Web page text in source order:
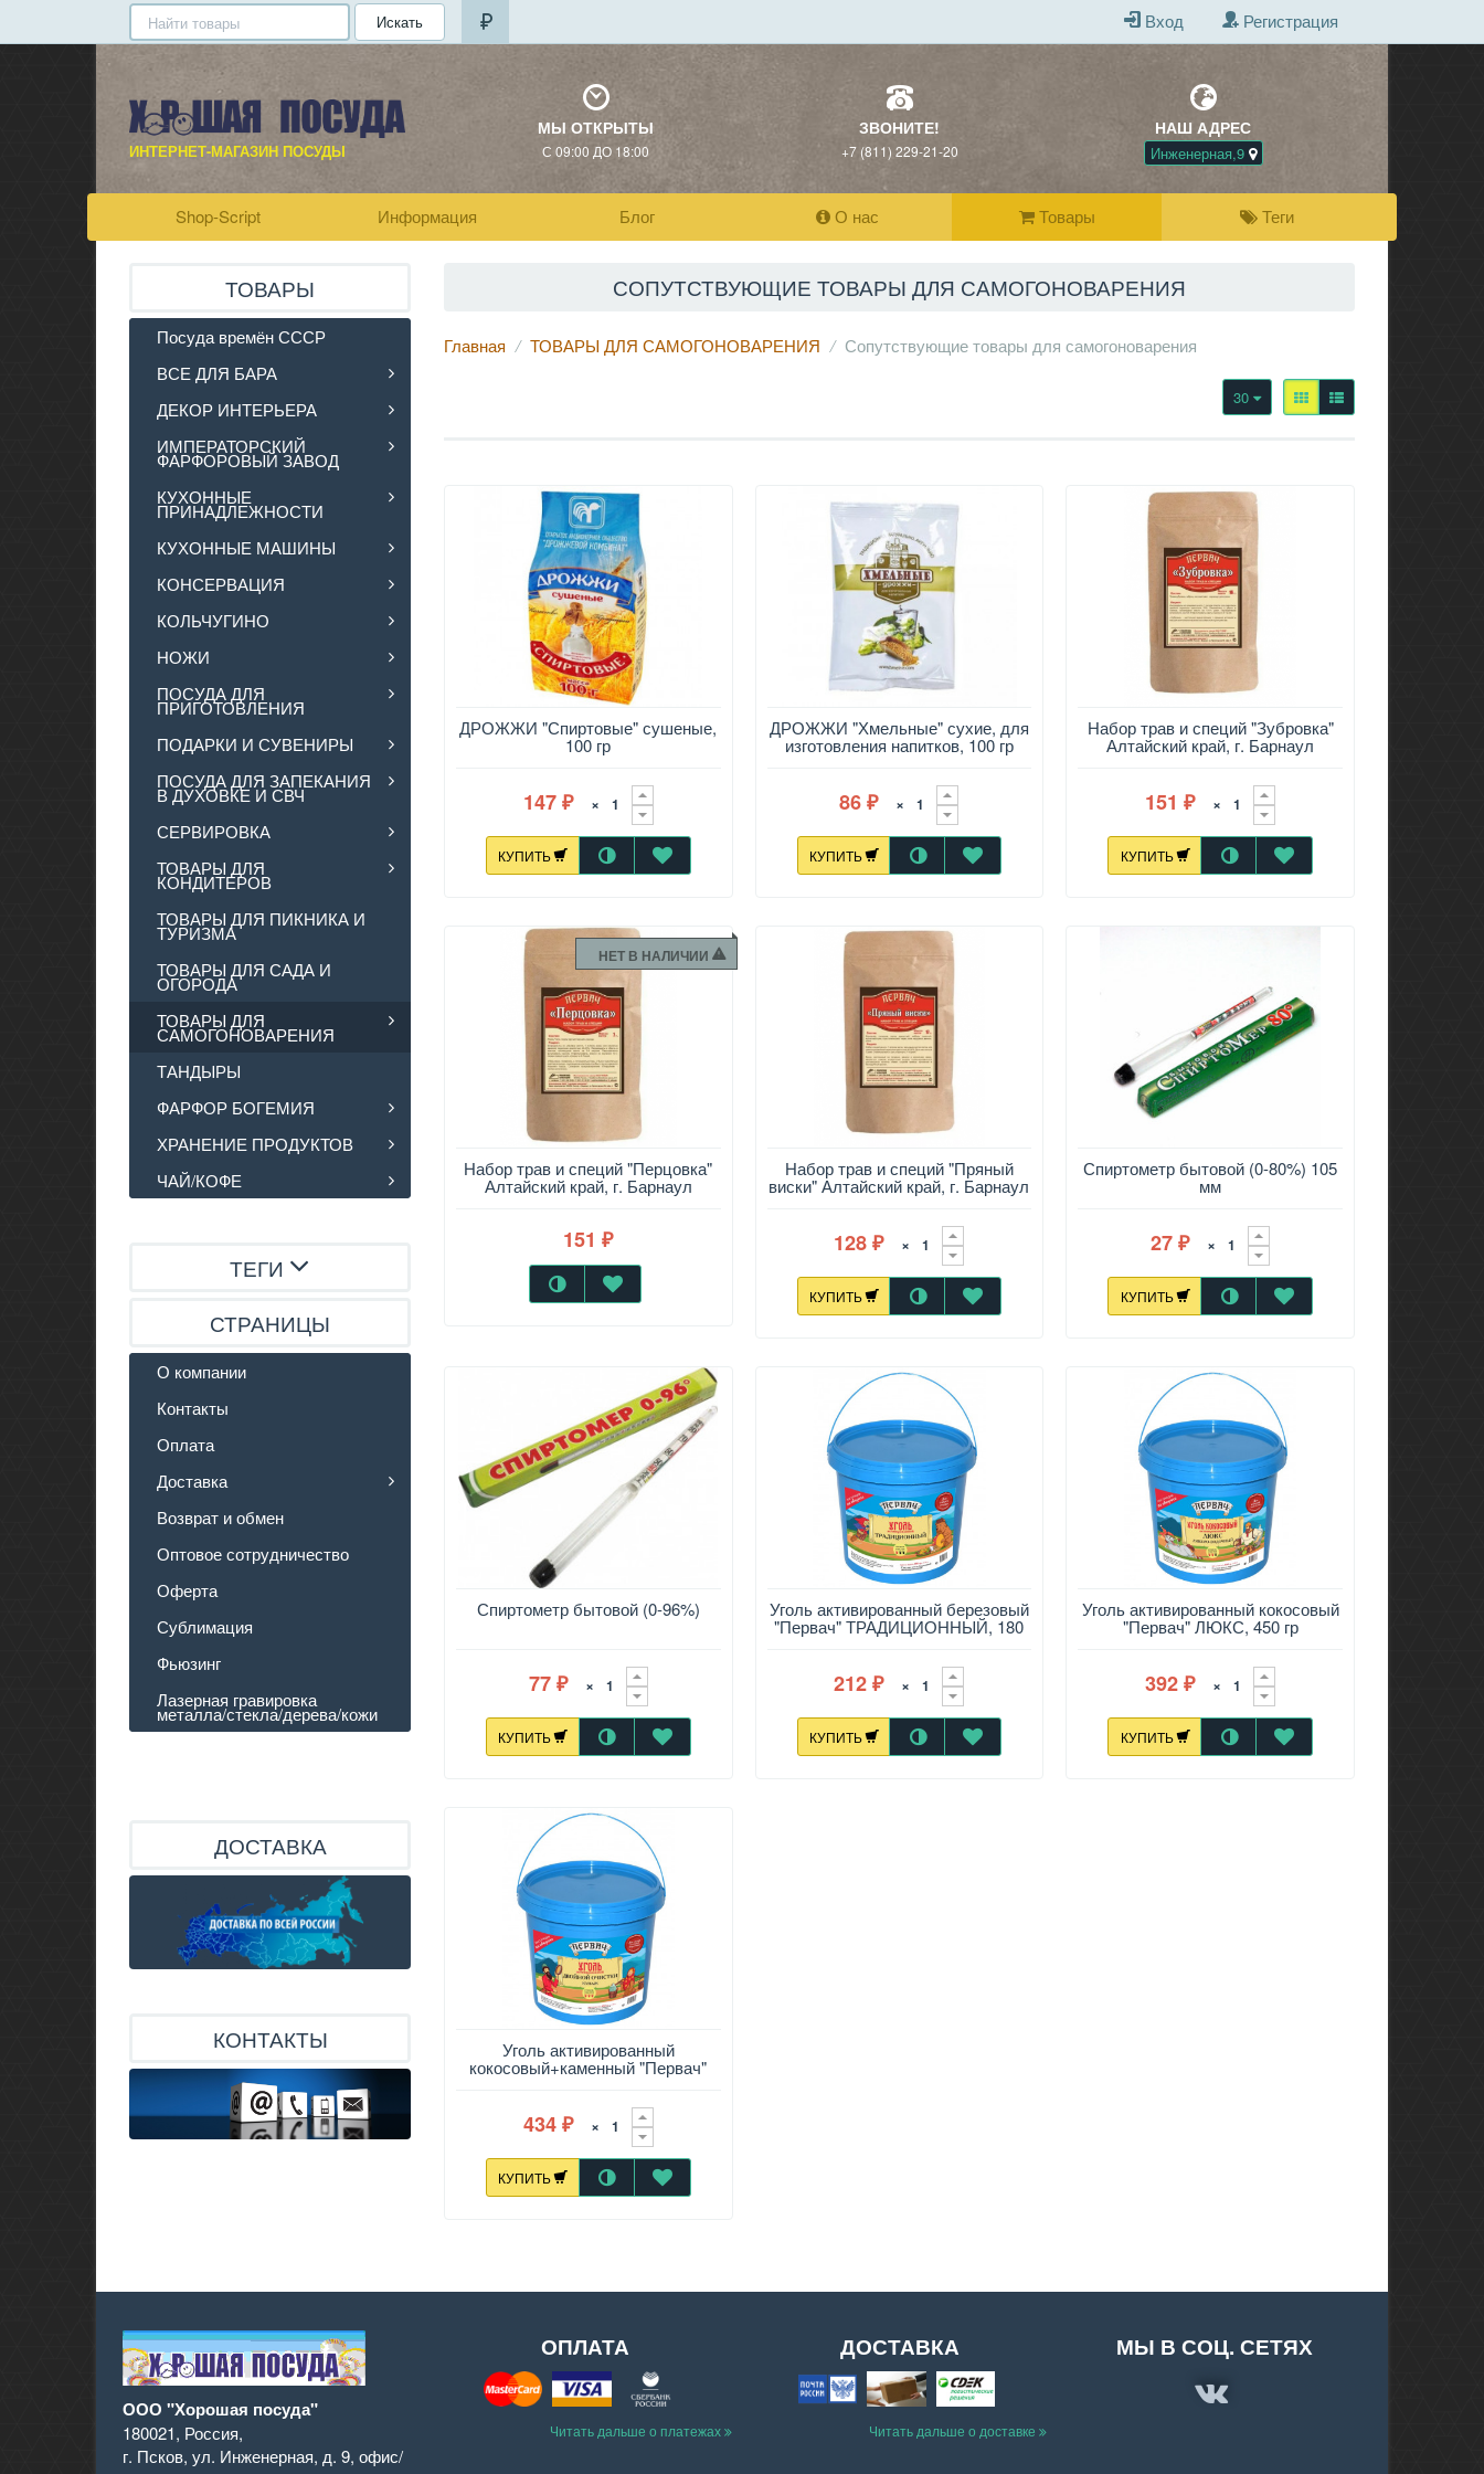
Искать Вход Регистрация
ИНТЕРНЕТ-МАГАЗИН ПОСУДЫ
МЫ ОТКРЫТЫ
С 09:00 ДО 18:00
ЗВОНИТЕ!
+7 (811) 229-21-20
НАШ АДРЕС
Инженерная,9
Shop-Script Информация Блог О нас Товары Теги
СОПУТСТВУЮЩИЕ ТОВАРЫ ДЛЯ САМОГОНОВАРЕНИЯ
Главная ТОВАРЫ ДЛЯ САМОГОНОВАРЕНИЯ Сопутствующие товары для самогоноварения
30
ДРОЖЖИ "Спиртовые" сушеные,
100 гр
147 ₽ ×
КУПИТЬ
ДРОЖЖИ "Хмельные" сухие, для
изготовления напитков, 100 гр
86₽ ×
КУПИТЬ
Набор трав и специй "Зубровка"
Алтайский край, г. Барнаул
151₽ ×
КУПИТЬ
НЕТ В НАЛИЧИИ
Набор трав и специй "Перцовка"
Алтайский край, г. Барнаул
151 ₽
Набор трав и специй "Пряный
виски" Алтайский край, г. Барнаул
128₽ ×
КУПИТЬ
Спиртометр бытовой (0-80%) 105
мм
27₽ ×
КУПИТЬ
Спиртометр бытовой (0-96%)
77 ₽ ×
КУПИТЬ
Уголь активированный березовый
"Первач" ТРАДИЦИОННЫЙ, 180
212₽ ×
КУПИТЬ
Уголь активированный кокосовый
"Первач" ЛЮКС, 450 гр
392₽ ×
КУПИТЬ
Уголь активированный
кокосовый+каменный "Первач"
434 ₽ ×
КУПИТЬ
ТОВАРЫ
Посуда времён СССР
ВСЕ ДЛЯ БАРА
ДЕКОР ИНТЕРЬЕРА
ИМПЕРАТОРСКИЙ
ФАРФОРОВЫЙ ЗАВОД
КУХОННЫЕ
ПРИНАДЛЕЖНОСТИ
КУХОННЫЕ МАШИНЫ
КОНСЕРВАЦИЯ
КОЛЬЧУГИНО
НОЖИ
ПОСУДА ДЛЯ
ПРИГОТОВЛЕНИЯ
ПОДАРКИ И СУВЕНИРЫ
ПОСУДА ДЛЯ ЗАПЕКАНИЯ
В ДУХОВКЕ И СВЧ
СЕРВИРОВКА
ТОВАРЫ ДЛЯ
КОНДИТЕРОВ
ТОВАРЫ ДЛЯ ПИКНИКА И
ТУРИЗМА
ТОВАРЫ ДЛЯ САДА И
ОГОРОДА
ТОВАРЫ ДЛЯ
САМОГОНОВАРЕНИЯ
ТАНДЫРЫ
ФАРФОР БОГЕМИЯ
ХРАНЕНИЕ ПРОДУКТОВ
ЧАЙ/КОФЕ
ТЕГИ
СТРАНИЦЫ
О компании
Контакты
Оплата
Доставка
Возврат и обмен
Оптовое сотрудничество
Оферта
Сублимация
Фьюзинг
Лазерная гравировка
металла/стекла/дерева/кожи
ДОСТАВКА
КОНТАКТЫ
ООО "Хорошая посуда"
180021, Россия,
г. Псков, ул. Инженерная, д. 9, офис/
ОПЛАТА
Читать дальше о платежах
ДОСТАВКА
Читать дальше о доставке
МЫ В СОЦ. СЕТЯХ